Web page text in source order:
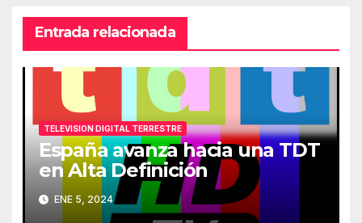
Entrada relacionada
TELEVISION DIGITAL TERRESTRE
España avanza hacia una TDT
en Alta Definición
ENE 5, 2024